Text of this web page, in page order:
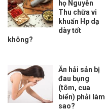
họ Nguyễn
Thu chữa vi
khuẩn Hp dạ
dày tốt
không?
Ăn hải sản bị
đau bụng
(tôm, cua
biển) phải làm
sao?